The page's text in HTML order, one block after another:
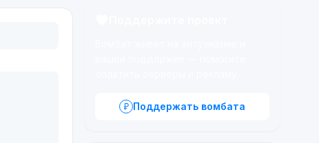
Поддержать вомбата